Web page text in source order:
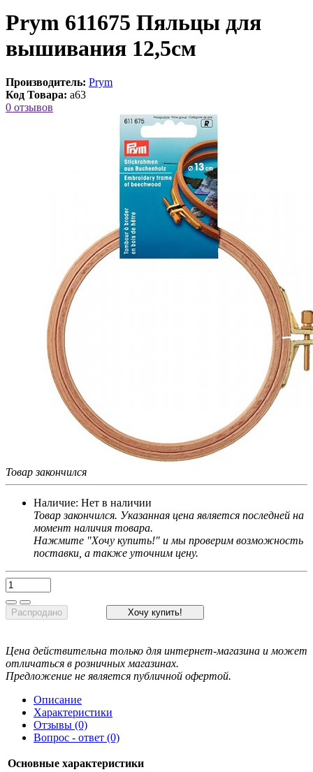
Prym 611675 Пяльцы для
вышивания 12,5см
Производитель: Prym
Код Товара: a63
0 отзывов
Товар закончился
Наличие: Нет в наличии
Товар закончился. Указанная цена является последней на
момент наличия товара.
Нажмите "Хочу купить!" и мы проверим возможность
поставки, а также уточним цену.
Распродано Хочу купить!
Цена действительна только для интернет-магазина и может
отличаться в розничных магазинах.
Предложение не является публичной офертой.
Описание
Характеристики
Отзывы (0)
Вопрос - ответ (0)
Основные характеристики